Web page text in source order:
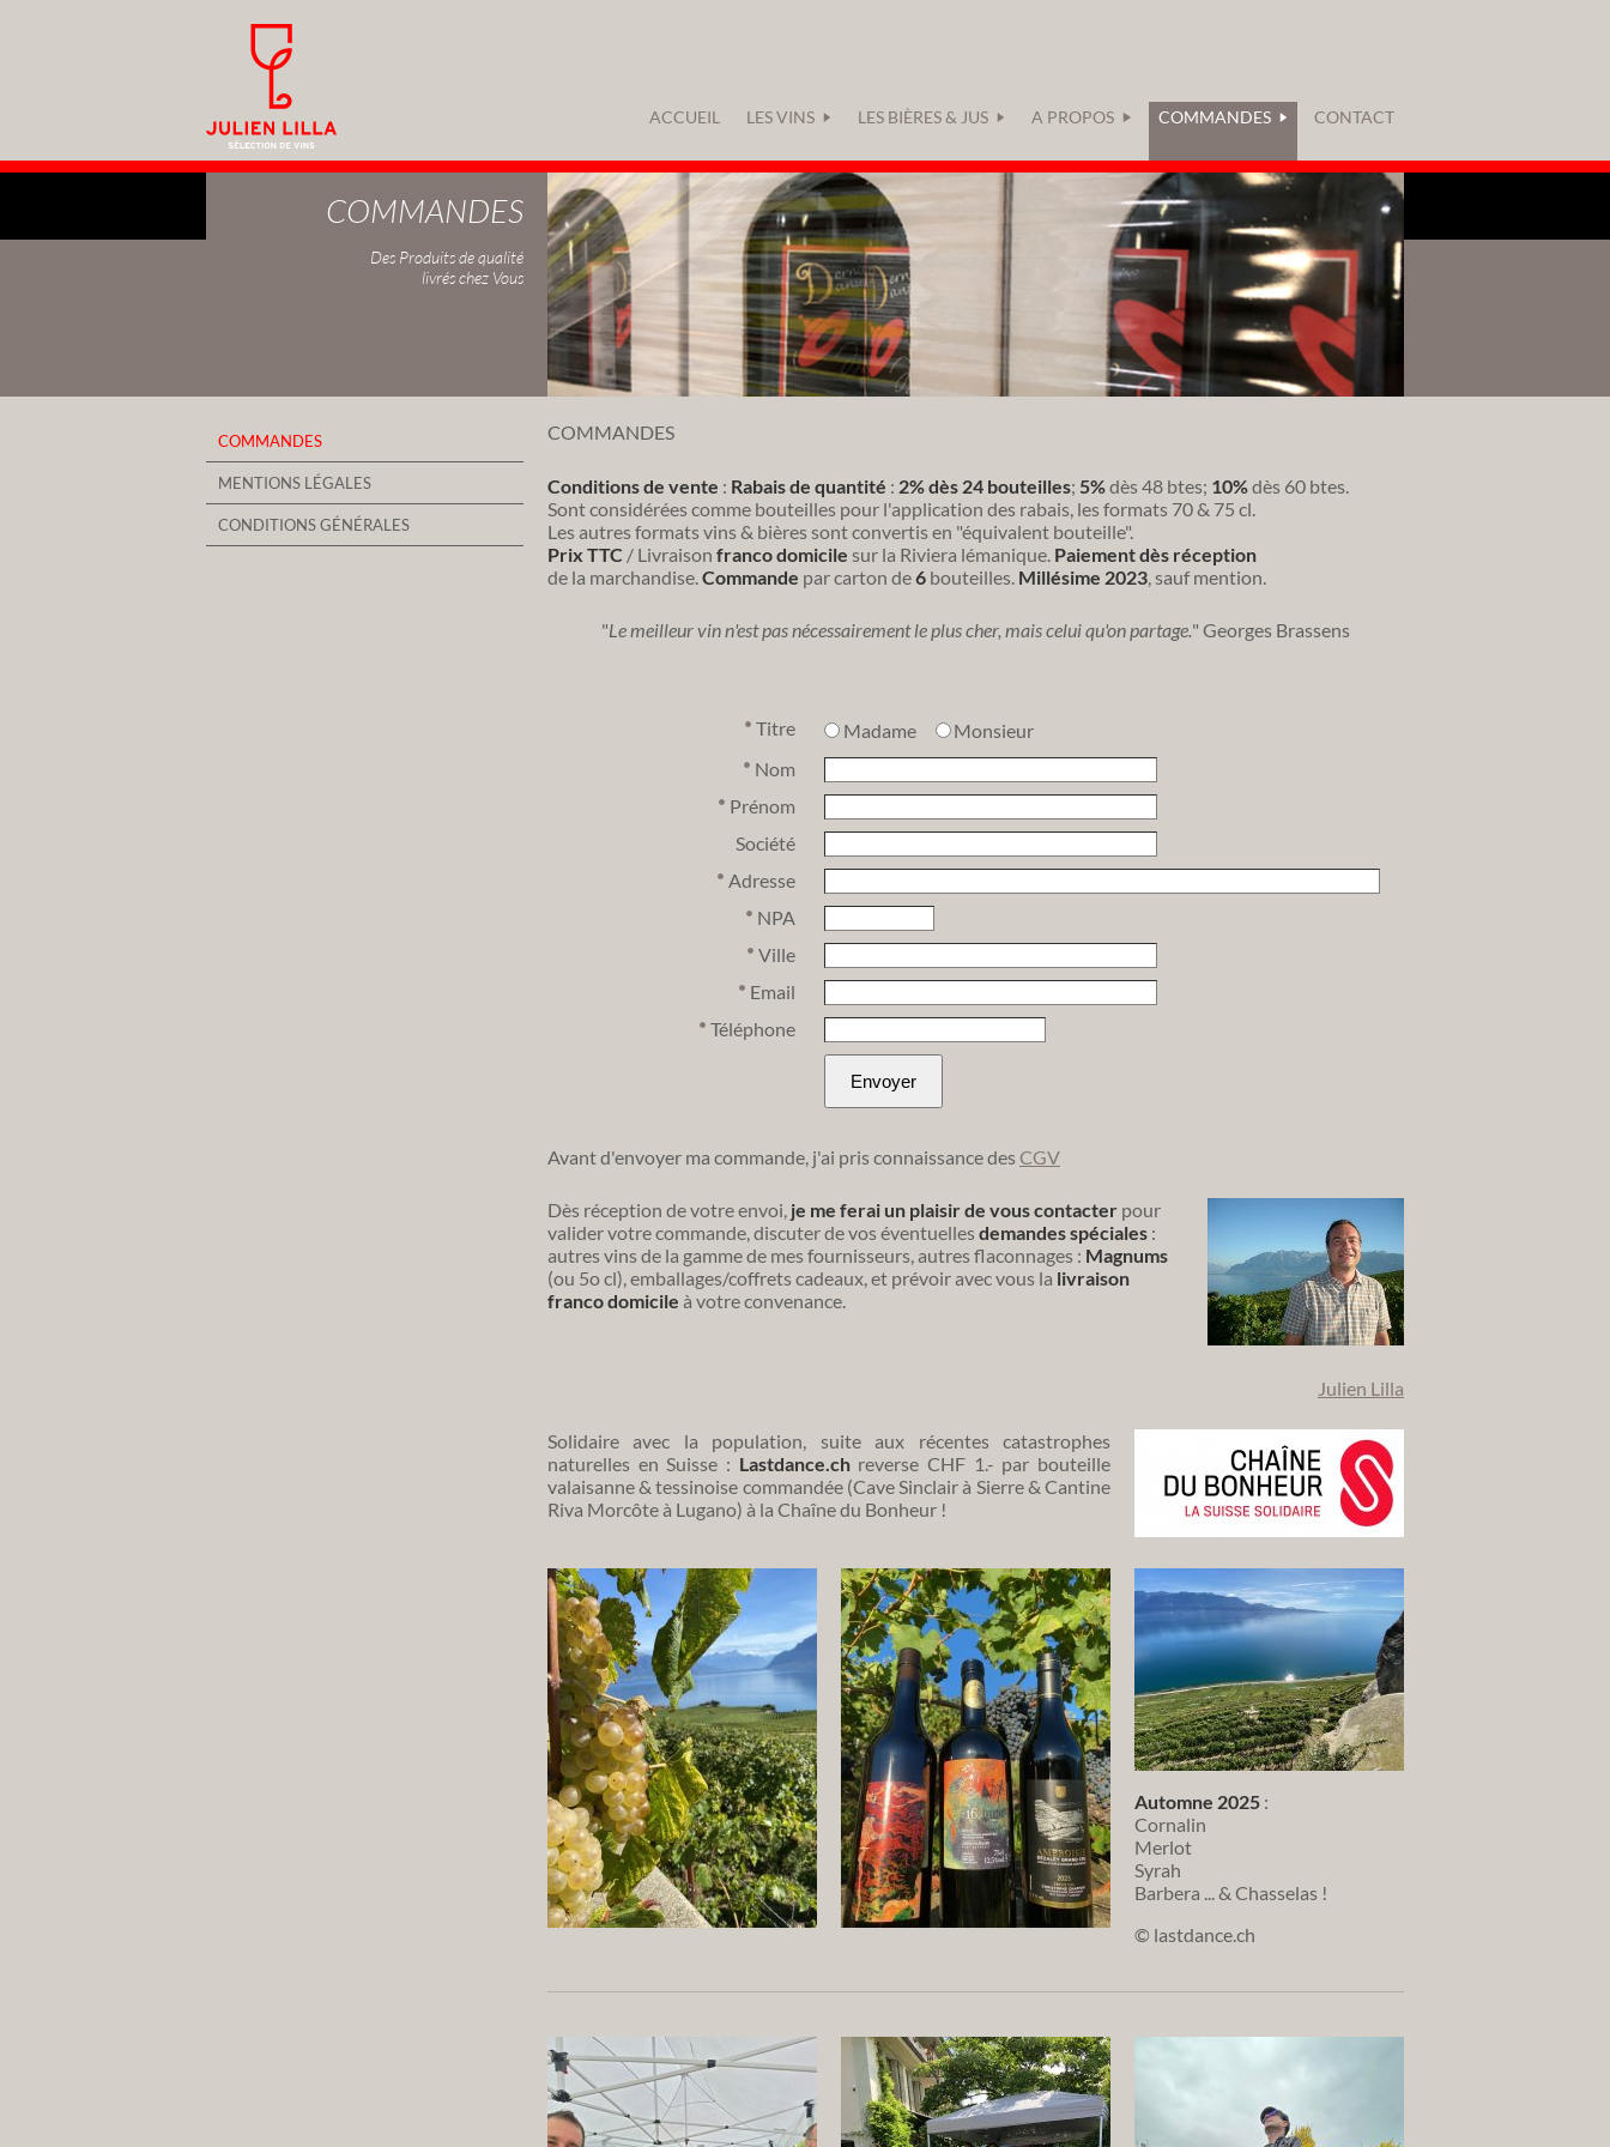
ACCUEIL LES VINS LES BIÈRES & JUS A PROPOS COMMANDES CONTACT
COMMANDES
Des Produits de qualité
livrés chez Vous
COMMANDES
MENTIONS LÉGALES
CONDITIONS GÉNÉRALES
COMMANDES
Conditions de vente : Rabais de quantité : 2% dès 24 bouteilles; 5%dès 48 btes; 10%dès 60 btes.
Sont considérées comme bouteilles pour l'application des rabais, les formats 70 & 75 cl.
Les autres formats vins & bières sont convertis en "équivalent bouteille".
Prix TTC / Livraison franco domicile sur la Riviera lémanique. Paiement dès réception
de la marchandise. Commande par carton de6 bouteilles. Millésime 2023 , sauf mention.
"Le meilleur vin n'est pas nécessairement le plus cher, mais celui qu'on partage." Georges Brassens
Titre Madame
Monsieur
Nom
Prénom
Société
Adresse
NPA
Ville
Email
Téléphone
Avant d'envoyer ma commande, j'ai pris connaissance des CGV
Dès réception de votre envoi, je me ferai un plaisir de vous contacter pour
valider votre commande, discuter de vos éventuellesdemandes spéciales :
autres vins de la gamme de mes fournisseurs, autres flaconnages : Magnums
(ou 5o cl), emballages/coffrets cadeaux, et prévoir avec vous la livraison
franco domicile à votre convenance.
Julien Lilla
Solidaire avec la population, suite aux récentes catastrophes
naturelles en Suisse : Lastdance.chreverse CHF 1.- par bouteille
valaisanne & tessinoise commandée (Cave Sinclair à Sierre & Cantine
Riva Morcôte à Lugano) à la Chaîne du Bonheur !
Automne 2025 :
Cornalin
Merlot
Syrah
Barbera ... & Chasselas !
© lastdance.ch